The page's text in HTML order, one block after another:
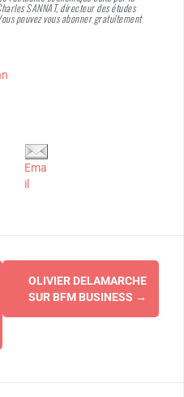
SANNAT, directeur des études
pouvez vous abonner gratuitement
Ema
il
OLIVIER DELAMARCHE
SUR BFM BUSINESS →